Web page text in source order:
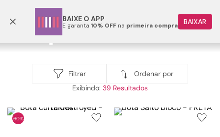
BAIXE O APP
E garanta 10% OFF na primeira compra BAIXAR
Frete grátis p/ todo o Brasil a partir de R$ 499,90
Filtrar
Ordenar por
39
60%
4º
bota
5º